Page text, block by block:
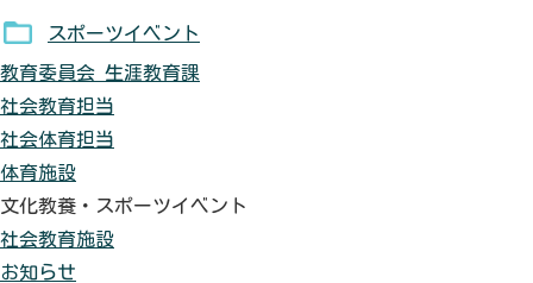
スポーツイベント
教育委員会 生涯教育課
社会教育担当
社会体育担当
体育施設
文化教養・スポーツイベント
社会教育施設
お知らせ